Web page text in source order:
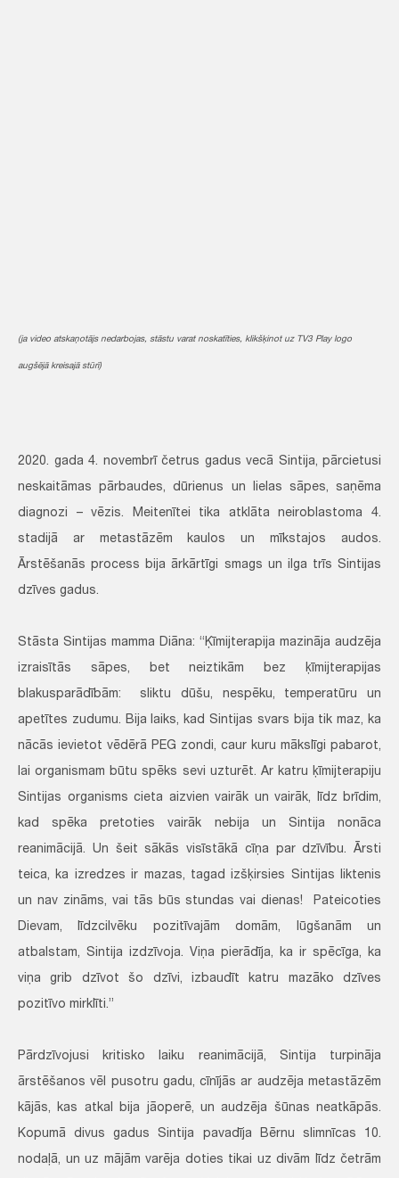
(ja video atskaņotājs nedarbojas, stāstu varat noskatīties, klikšķinot uz TV3 Play logo
augšējā kreisajā stūrī)
2020. gada 4. novembrī četrus gadus vecā Sintija, pārcietusi
neskaitāmas pārbaudes, dūrienus un lielas sāpes, saņēma
diagnozi – vēzis. Meitenītei tika atklāta neiroblastoma 4.
stadijā ar metastāzēm kaulos un mīkstajos audos.
Ārstēšanās process bija ārkārtīgi smags un ilga trīs Sintijas
dzīves gadus.
Stāsta Sintijas mamma Diāna: “Ķīmijterapija mazināja audzēja
izraisītās sāpes, bet neiztikām bez ķīmijterapijas
blakusparādībām: sliktu dūšu, nespēku, temperatūru un
apetītes zudumu. Bija laiks, kad Sintijas svars bija tik maz, ka
nācās ievietot vēdērā PEG zondi, caur kuru mākslīgi pabarot,
lai organismam būtu spēks sevi uzturēt. Ar katru ķīmijterapiju
Sintijas organisms cieta aizvien vairāk un vairāk, līdz brīdim,
kad spēka pretoties vairāk nebija un Sintija nonāca
reanimācijā. Un šeit sākās visīstākā cīņa par dzīvību. Ārsti
teica, ka izredzes ir mazas, tagad izšķirsies Sintijas liktenis
un nav zināms, vai tās būs stundas vai dienas! Pateicoties
Dievam, līdzcilvēku pozitīvajām domām, lūgšanām un
atbalstam, Sintija izdzīvoja. Viņa pierādīja, ka ir spēcīga, ka
viņa grib dzīvot šo dzīvi, izbaudīt katru mazāko dzīves
pozitīvo mirklīti.”
Pārdzīvojusi kritisko laiku reanimācijā, Sintija turpināja
ārstēšanos vēl pusotru gadu, cīnījās ar audzēja metastāzēm
kājās, kas atkal bija jāoperē, un audzēja šūnas neatkāpās.
Kopumā divus gadus Sintija pavadīja Bērnu slimnīcas 10.
nodaļā, un uz mājām varēja doties tikai uz divām līdz četrām